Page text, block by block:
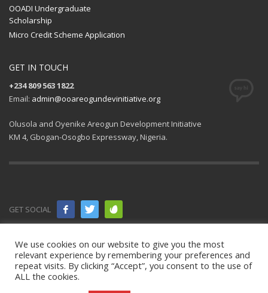
OOADI Undergraduate
Scholarship
Micro Credit Scheme Application
GET IN TOUCH
+234 809 563 1822
Email: admin@ooareogundevinitiative.org
Olusola and Oyenike Areogun Development Initiative
KM 4, Gbogan-Osogbo Expressway, Nigeria.
GET SOCIAL
© 2021 All
rights
We use cookies on our website to give you the most
relevant experience by remembering your preferences and
repeat visits. By clicking “Accept”, you consent to the use of
ALL the cookies.